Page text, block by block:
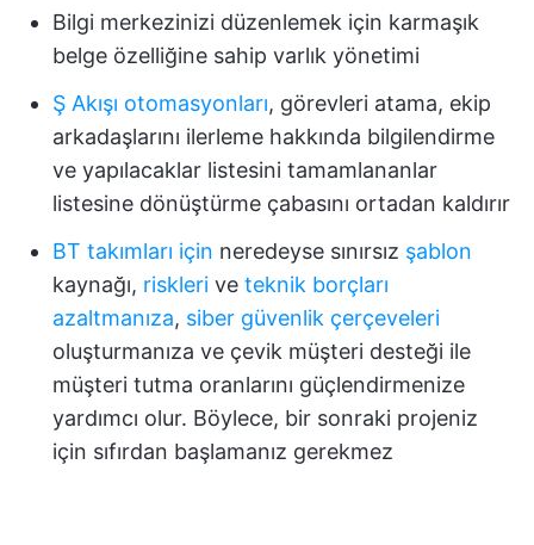
Bilgi merkezinizi düzenlemek için karmaşık
belge özelliğine sahip varlık yönetimi
Ş Akışı otomasyonları, görevleri atama, ekip
arkadaşlarını ilerleme hakkında bilgilendirme
ve yapılacaklar listesini tamamlananlar
listesine dönüştürme çabasını ortadan kaldırır
BT takımları için neredeyse sınırsız şablon
kaynağı, riskleri ve teknik borçları
azaltmanıza, siber güvenlik çerçeveleri
oluşturmanıza ve çevik müşteri desteği ile
müşteri tutma oranlarını güçlendirmenize
yardımcı olur. Böylece, bir sonraki projeniz
için sıfırdan başlamanız gerekmez